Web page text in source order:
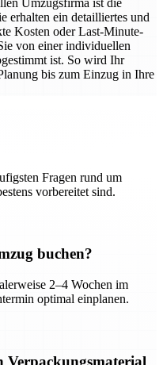
Umzugsfirma ist die
erhalten ein detailliertes und
Kosten oder Last-Minute-
von einer individuellen
ist. So wird Ihr
bis zum Einzug in Ihre
Fragen rund um
vorbereitet sind.
buchen?
2–4 Wochen im
optimal einplanen.
Verpackungsmaterial